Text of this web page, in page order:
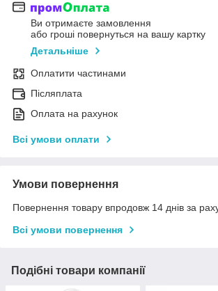
Ви отримаєте замовлення
або гроші повернуться на вашу картку
Детальніше
Оплатити частинами
Післяплата
Оплата на рахунок
Всі умови оплати
Умови повернення
Повернення товару впродовж 14 днів за
Всі умови повернення
Подібні товари компанії